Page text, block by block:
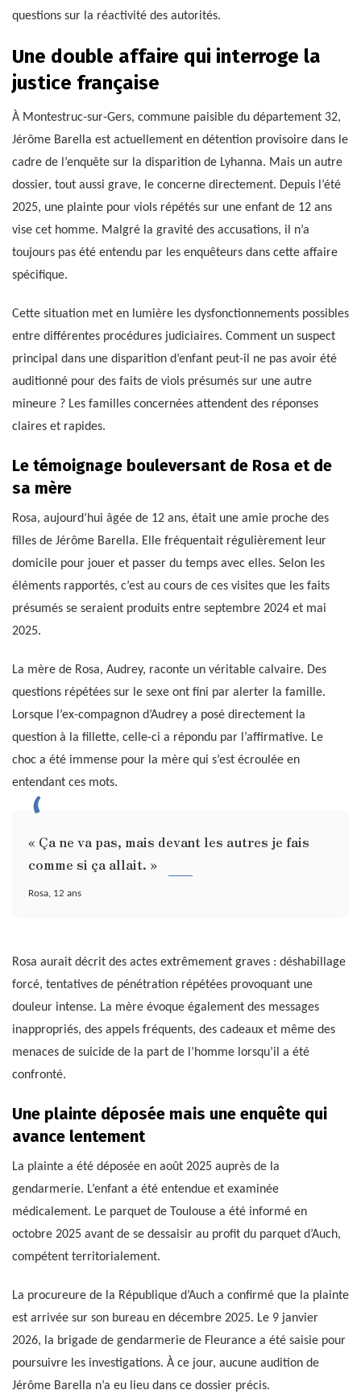
questions sur la réactivité des autorités.
Une double affaire qui interroge la
justice française
À Montestruc-sur-Gers, commune paisible du département 32,
Jérôme Barella est actuellement en détention provisoire dans le
cadre de l’enquête sur la disparition de Lyhanna. Mais un autre
dossier, tout aussi grave, le concerne directement. Depuis l’été
2025, une plainte pour viols répétés sur une enfant de 12 ans
vise cet homme. Malgré la gravité des accusations, il n’a
toujours pas été entendu par les enquêteurs dans cette affaire
spécifique.
Cette situation met en lumière les dysfonctionnements possibles
entre différentes procédures judiciaires. Comment un suspect
principal dans une disparition d’enfant peut-il ne pas avoir été
auditionné pour des faits de viols présumés sur une autre
mineure ? Les familles concernées attendent des réponses
claires et rapides.
Le témoignage bouleversant de Rosa et de
sa mère
Rosa, aujourd’hui âgée de 12 ans, était une amie proche des
filles de Jérôme Barella. Elle fréquentait régulièrement leur
domicile pour jouer et passer du temps avec elles. Selon les
éléments rapportés, c’est au cours de ces visites que les faits
présumés se seraient produits entre septembre 2024 et mai
2025.
La mère de Rosa, Audrey, raconte un véritable calvaire. Des
questions répétées sur le sexe ont fini par alerter la famille.
Lorsque l’ex-compagnon d’Audrey a posé directement la
question à la fillette, celle-ci a répondu par l’affirmative. Le
choc a été immense pour la mère qui s’est écroulée en
entendant ces mots.
« Ça ne va pas, mais devant les autres je fais
comme si ça allait. »
Rosa, 12 ans
Rosa aurait décrit des actes extrêmement graves : déshabillage
forcé, tentatives de pénétration répétées provoquant une
douleur intense. La mère évoque également des messages
inappropriés, des appels fréquents, des cadeaux et même des
menaces de suicide de la part de l’homme lorsqu’il a été
confronté.
Une plainte déposée mais une enquête qui
avance lentement
La plainte a été déposée en août 2025 auprès de la
gendarmerie. L’enfant a été entendue et examinée
médicalement. Le parquet de Toulouse a été informé en
octobre 2025 avant de se dessaisir au profit du parquet d’Auch,
compétent territorialement.
La procureure de la République d’Auch a confirmé que la plainte
est arrivée sur son bureau en décembre 2025. Le 9 janvier
2026, la brigade de gendarmerie de Fleurance a été saisie pour
poursuivre les investigations. À ce jour, aucune audition de
Jérôme Barella n’a eu lieu dans ce dossier précis.